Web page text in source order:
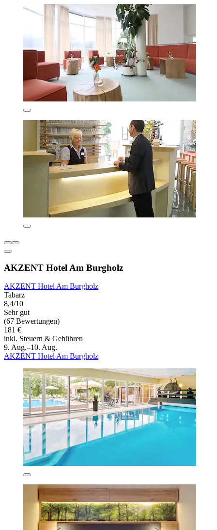
AKZENT Hotel Am Burgholz
AKZENT Hotel Am Burgholz
Tabarz
8,4/10
Sehr gut
(67 Bewertungen)
181 €
inkl. Steuern & Gebühren
9. Aug.–10. Aug.
AKZENT Hotel Am Burgholz